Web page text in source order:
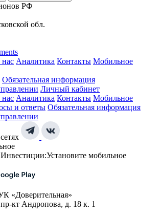
РФ
обл.
Аналитика Контакты Мобильное
Обязательная информация
Личный кабинет
Аналитика Контакты Мобильное
и ответы Обязательная информация
Установите мобильное
«Доверительная»
кт Андропова, д. 18 к. 1